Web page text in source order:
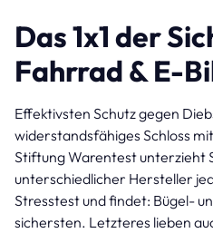
Das 1x1 der
Fahrrad & E-
Effektivsten Schutz gegen
widerstandsfähiges Schloss
Stiftung Warentest unterzieht
unterschiedlicher Hersteller
Stresstest und findet: Bügel-
sichersten. Letzteres lieben